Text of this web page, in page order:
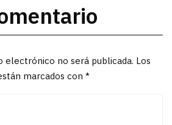
electrónico no será publicada. Los
marcados con *